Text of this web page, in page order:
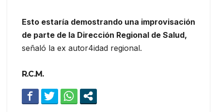
Esto estaría demostrando una improvisación
de parte de la Dirección Regional de Salud,
señaló la ex autor4idad regional.
R.C.M.